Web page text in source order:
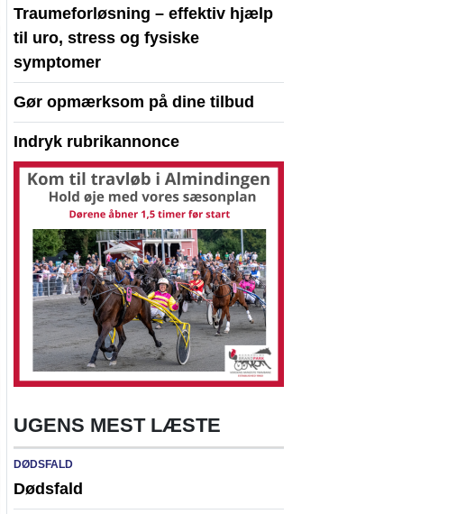
Traumeforløsning – effektiv hjælp
til uro, stress og fysiske
symptomer
Gør opmærksom på dine tilbud
Indryk rubrikannonce
UGENS MEST LÆSTE
DØDSFALD
Dødsfald